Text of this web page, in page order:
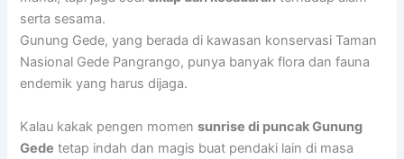
serta sesama.
Gunung Gede, yang berada di kawasan konservasi Taman
Nasional Gede Pangrango, punya banyak flora dan fauna
endemik yang harus dijaga.
Kalau kakak pengen momensunrise di puncak Gunung
Gede tetap indah dan magis buat pendaki lain di masa